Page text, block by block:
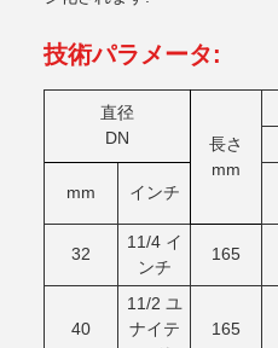
技術パラメータ:
直径
DN
長さ
mm
mm インチ
32
11/4 イ
ンチ
165
40
11/2 ユ
ナイテ
165